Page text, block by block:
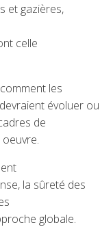
et gazières,
celle
les
évoluer ou
de
la sûreté des
globale.